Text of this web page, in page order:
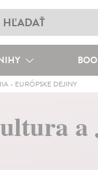
- EURÓPSKE DEJINY